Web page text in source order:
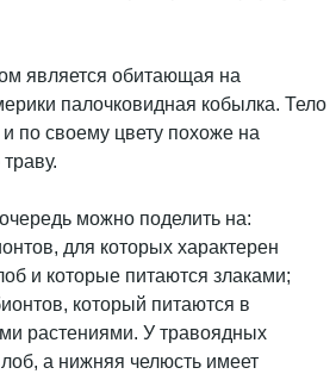
является обитающая на
палочковидная кобылка. Тело
по своему цвету похоже на
можно поделить на:
для которых характерен
и которые питаются злаками;
который питаются в
растениями. У травоядных
а нижняя челюсть имеет